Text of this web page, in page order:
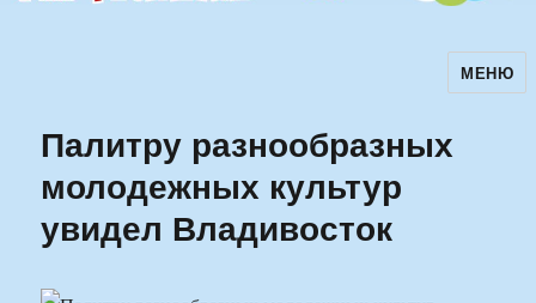
Ильменский фестиваль авторскойМЕНЮ
Палитру разнообразных
молодежных культур
увидел Владивосток